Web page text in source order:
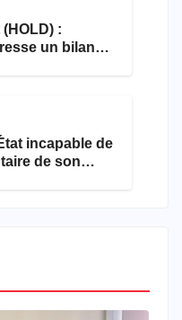
:
un bilan
incapable de
de son